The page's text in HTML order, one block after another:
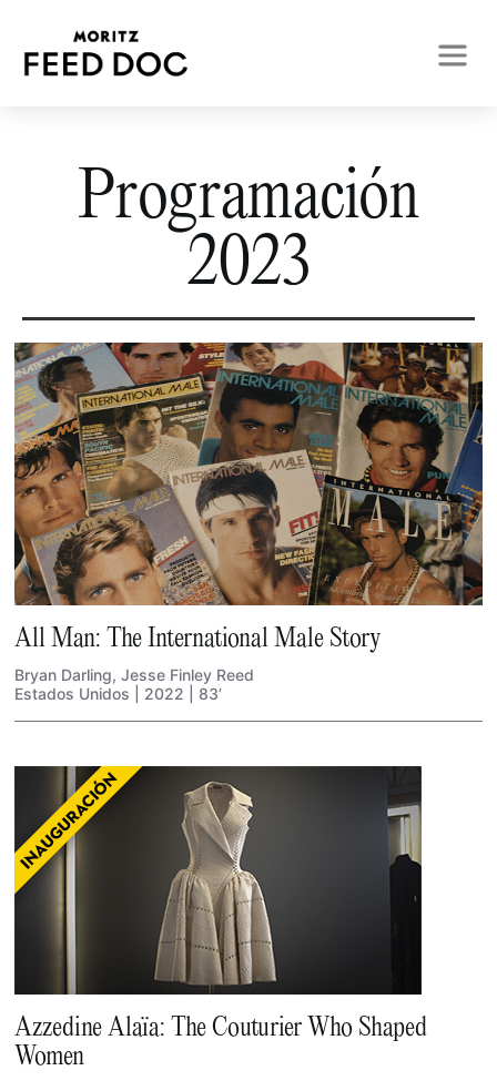
Programación
2023
All Man: The International Male Story
Bryan Darling, Jesse Finley Reed
Estados Unidos | 2022 | 83’
Azzedine Alaïa: The Couturier Who Shaped
Women